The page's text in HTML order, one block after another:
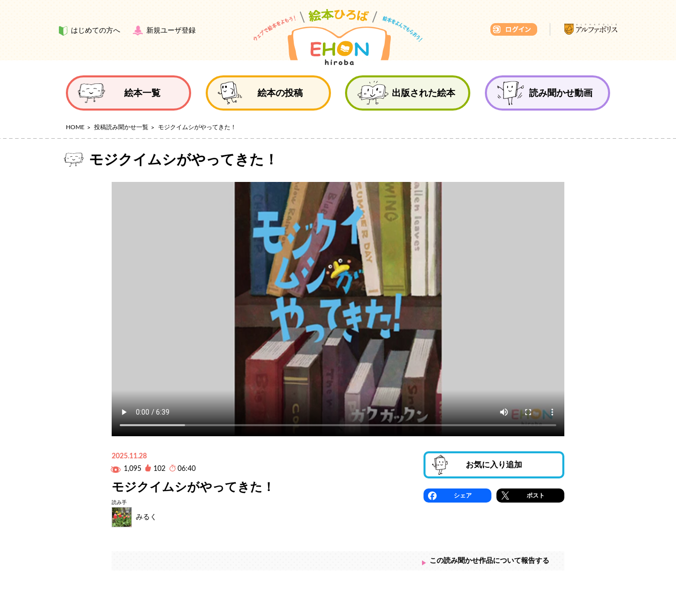
はじめての方へ 新規ユーザ登録
絵本一覧 絵本の投稿 出版された絵本 読み聞かせ動画
HOME 投稿読み聞かせ一覧 モジクイムシがやってきた！
モジクイムシがやってきた！
2025.11.28
1,095
102 06:40
モジクイムシがやってきた！
読み手
みるく
お気に入り追加
シェア ポスト
この読み聞かせ作品について報告する